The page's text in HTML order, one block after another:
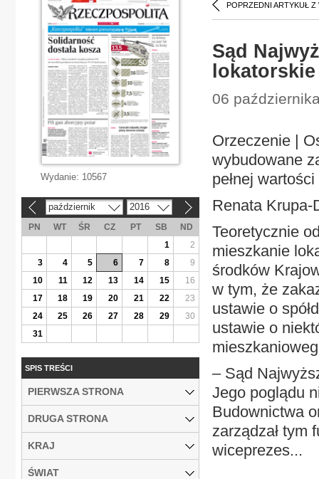
POPRZEDNI ARTYKUŁ Z
Sąd
lokatorskie
06
Orzeczenie |
wybudowane
pełnej
Renata Krupa-
Teoretycznie
mieszkanie
środków
w tym, że
ustawie o
ustawie o
– Sąd
Jego poglądu
Budownictwa
zarządzał tym
wiceprezes...
Wydanie: 10567
październik 2016
PN WT ŚR CZ PT SB
ND
1
2
3
4 5 6 7 8
9
10
11 12 13 14 15
16
17
18 19 20 21 22
23
24
25 26 27 28 29
30
31
SPIS TREŚCI
PIERWSZA STRONA
DRUGA STRONA
KRAJ
ŚWIAT